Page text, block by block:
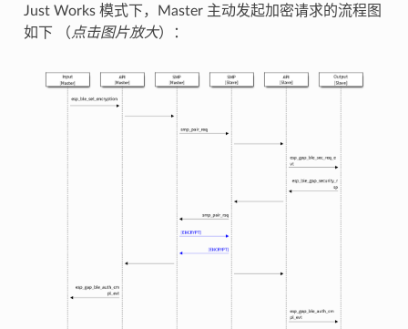
Just Works 模式下，Master 主动发起加密请求的流程图
如下 （ 点击图片放大）：